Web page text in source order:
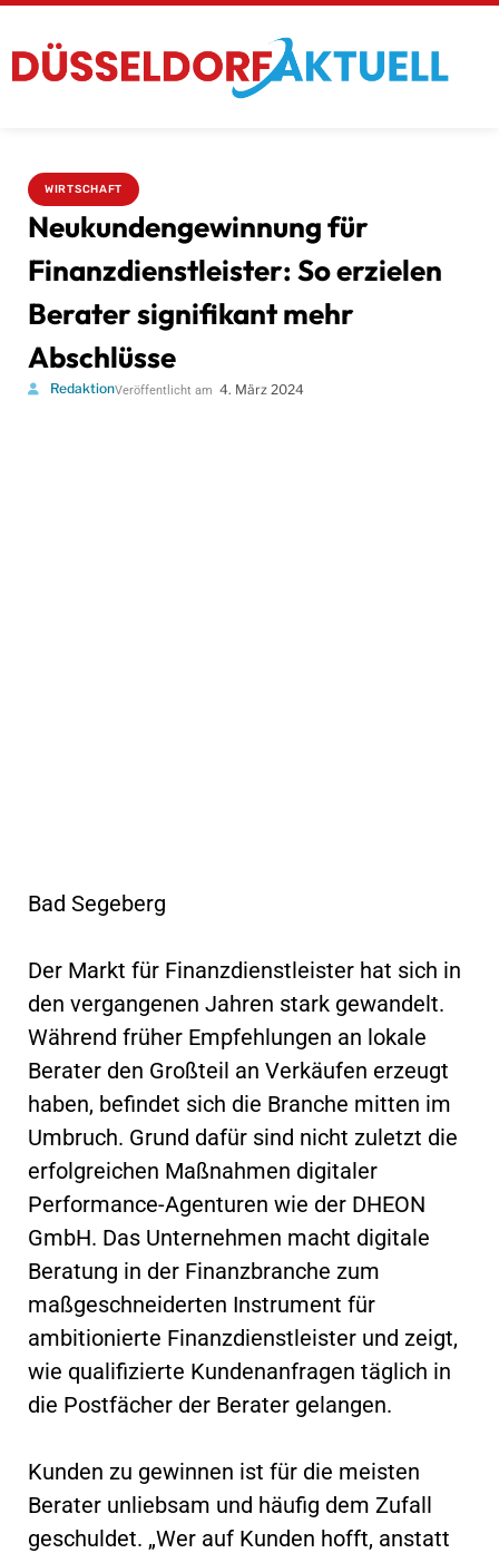
WIRTSCHAFT
Neukundengewinnung für
Finanzdienstleister: So erzielen
Berater signifikant mehr
Abschlüsse
RedaktionVeröffentlicht am 4. März 2024
Bad Segeberg
Der Markt für Finanzdienstleister hat sich in
den vergangenen Jahren stark gewandelt.
Während früher Empfehlungen an lokale
Berater den Großteil an Verkäufen erzeugt
haben, befindet sich die Branche mitten im
Umbruch. Grund dafür sind nicht zuletzt die
erfolgreichen Maßnahmen digitaler
Performance-Agenturen wie der DHEON
GmbH. Das Unternehmen macht digitale
Beratung in der Finanzbranche zum
maßgeschneiderten Instrument für
ambitionierte Finanzdienstleister und zeigt,
wie qualifizierte Kundenanfragen täglich in
die Postfächer der Berater gelangen.
Kunden zu gewinnen ist für die meisten
Berater unliebsam und häufig dem Zufall
geschuldet. „Wer auf Kunden hofft, anstatt